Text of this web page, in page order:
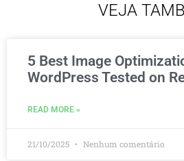
VEJA
5 Best Image
WordPress Tested on
READ MORE »
21/10/2025 Nenhum comentário